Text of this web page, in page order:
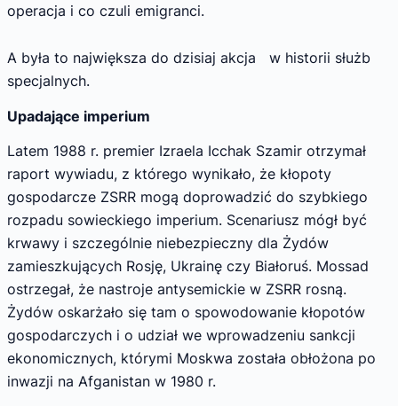
operacja i co czuli emigranci.
A była to największa do dzisiaj akcja w historii służb
specjalnych.
Upadające imperium
Latem 1988 r. premier Izraela Icchak Szamir otrzymał
raport wywiadu, z którego wynikało, że kłopoty
gospodarcze ZSRR mogą doprowadzić do szybkiego
rozpadu sowieckiego imperium. Scenariusz mógł być
krwawy i szczególnie niebezpieczny dla Żydów
zamieszkujących Rosję, Ukrainę czy Białoruś. Mossad
ostrzegał, że nastroje antysemickie w ZSRR rosną.
Żydów oskarżało się tam o spowodowanie kłopotów
gospodarczych i o udział we wprowadzeniu sankcji
ekonomicznych, którymi Moskwa została obłożona po
inwazji na Afganistan w 1980 r.